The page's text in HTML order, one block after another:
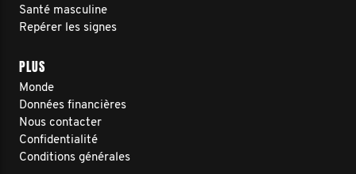
Santé masculine
Repérer les signes
PLUS
Monde
Données financières
Nous contacter
Confidentialité
Conditions générales